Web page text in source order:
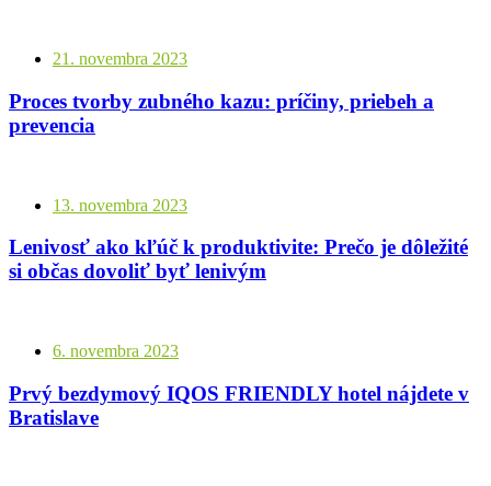
21. novembra 2023
Proces tvorby zubného kazu: príčiny, priebeh a
prevencia
13. novembra 2023
Lenivosť ako kľúč k produktivite: Prečo je dôležité
si občas dovoliť byť lenivým
6. novembra 2023
Prvý bezdymový IQOS FRIENDLY hotel nájdete v
Bratislave